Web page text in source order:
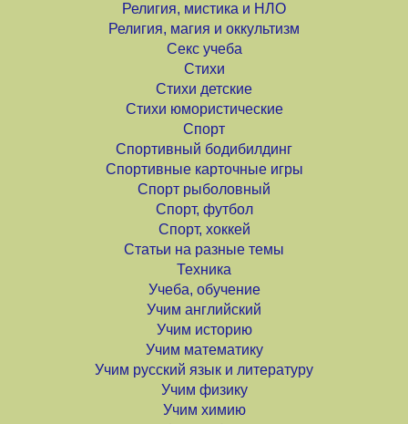
Религия, мистика и НЛО
Религия, магия и оккультизм
Секс учеба
Стихи
Стихи детские
Стихи юмористические
Спорт
Спортивный бодибилдинг
Спортивные карточные игры
Спорт рыболовный
Спорт, футбол
Спорт, хоккей
Статьи на разные темы
Техника
Учеба, обучение
Учим английский
Учим историю
Учим математику
Учим русский язык и литературу
Учим физику
Учим химию